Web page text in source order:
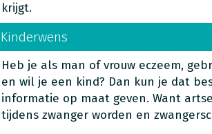
krijgt.
Kinderwens
Heb je als man of vrouw eczeem,
en wil je een kind? Dan kun je dat
informatie op maat geven. Want
tijdens zwanger worden en